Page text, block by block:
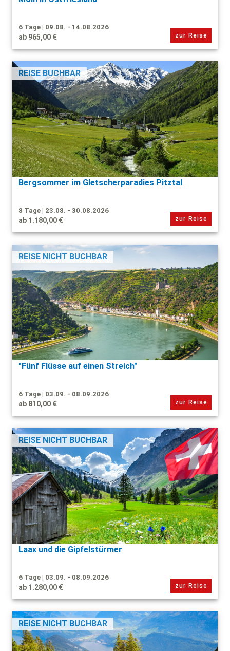
6 Tage | 09.08. - 14.08.2026
ab 965,00 € zur Reise
REISE BUCHBAR
Bergsommer im Gletscherparadies Pitztal
8 Tage | 23.08. - 30.08.2026
ab 1.180,00 € zur Reise
REISE NICHT BUCHBAR
"Fünf Flüsse auf einen Streich"
6 Tage | 03.09. - 08.09.2026
ab 810,00 € zur Reise
REISE NICHT BUCHBAR
Laax und die Gipfelstürmer
6 Tage | 03.09. - 08.09.2026
ab 1.280,00 € zur Reise
REISE NICHT BUCHBAR